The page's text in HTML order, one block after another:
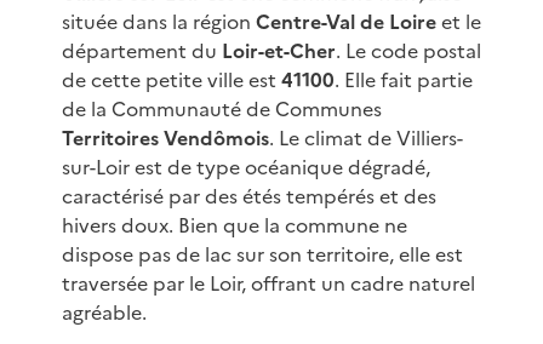
située dans la région Centre-Val de Loireet le
département du Loir-et-Cher. Le code postal
de cette petite ville est 41100. Elle fait partie
de la Communauté de Communes
Territoires Vendômois. Le climat de Villiers-
sur-Loir est de type océanique dégradé,
caractérisé par des étés tempérés et des
hivers doux. Bien que la commune ne
dispose pas de lac sur son territoire, elle est
traversée par le Loir, offrant un cadre naturel
agréable.